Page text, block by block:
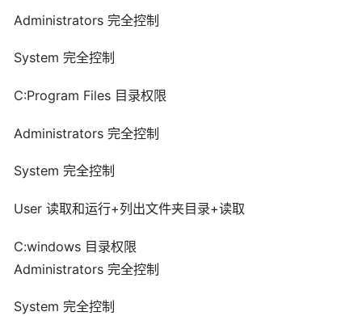
Administrators 完全控制
System 完全控制
C:Program Files 目录权限
Administrators 完全控制
System 完全控制
User 读取和运行+列出文件夹目录+读取
C:windows 目录权限
Administrators 完全控制
System 完全控制